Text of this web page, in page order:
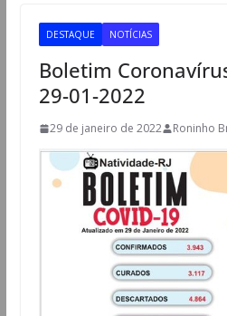
DESTAQUE NOTÍCIAS
Boletim
29-01-2022
29 de janeiro de 2022 Roninho